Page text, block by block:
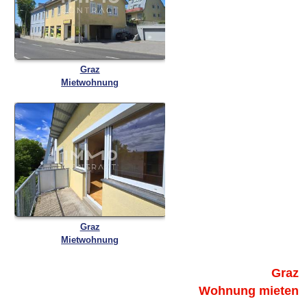
Graz
Mietwohnung
Graz
Mietwohnung
Graz
Wohnung mieten